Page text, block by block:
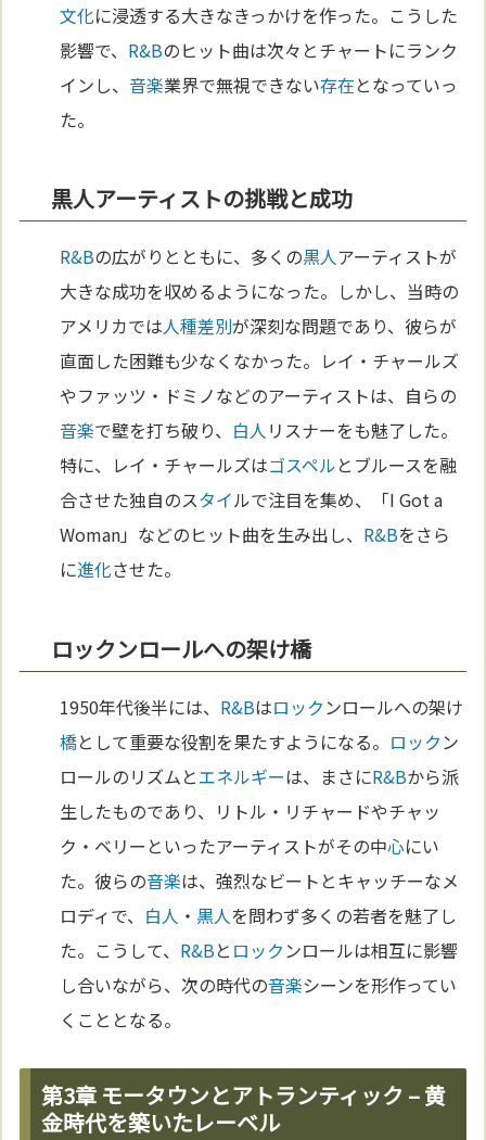
文化に浸透する大きなきっかけを作った。こうした
影響で、 R&Bのヒット曲は次々とチャートにランク
インし、音楽業界で無視できない存在となっていっ
た。
黒人アーティストの挑戦と成功
R&Bの広がりとともに、多くの黒人アーティストが
大きな成功を収めるようになった。しかし、当時の
アメリカでは人種差別が深刻な問題であり、彼らが
直面した困難も少なくなかった。レイ・チャールズ
やファッツ・ドミノなどのアーティストは、自らの
音楽で壁を打ち破り、 白人リスナーをも魅了した。
特に、レイ・チャールズはゴスペルとブルースを融
合させた独自のスタイルで注目を集め、「I Got a
Woman」などのヒット曲を生み出し、 R&Bをさら
に進化させた。
ロックンロールへの架け橋
1950年代後半には、 R&Bはロックンロールへの架け
橋として重要な役割を果たすようになる。 ロックン
ロールのリズムとエネルギーは、まさにR&Bから派
生したものであり、リトル・リチャードやチャッ
ク・ベリーといったアーティストがその中心にい
た。彼らの音楽は、強烈なビートとキャッチーなメ
ロディで、 白人 ・ 黒人を問わず多くの若者を魅了し
た。こうして、 R&Bと ロックンロールは相互に影響
し合いながら、次の時代の音楽シーンを形作ってい
くこととなる。
第3章 モータウンとアトランティック – 黄
金時代を築いたレーベル